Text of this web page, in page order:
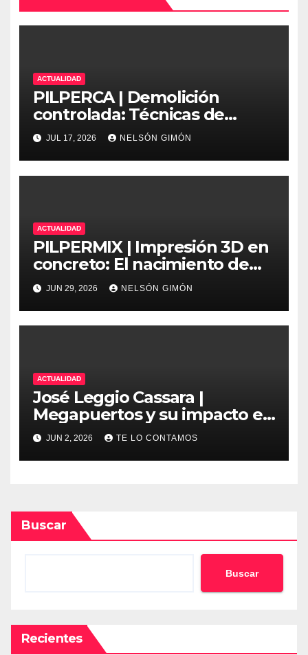
ACTUALIDAD
PILPERCA | Demolición
controlada: Técnicas de
precisión y protocolos de
seguridad en la ingeniería
moderna
JUL 17, 2026 NELSÓN GIMÓN
ACTUALIDAD
PILPERMIX | Impresión 3D en
concreto: El nacimiento de
una nueva era arquitectónica
automatizada
JUN 29, 2026 NELSÓN GIMÓN
ACTUALIDAD
José Leggio Cassara |
Megapuertos y su impacto en
el turismo y el comercio
global
JUN 2, 2026 TE LO CONTAMOS
Buscar
Buscar
Recientes